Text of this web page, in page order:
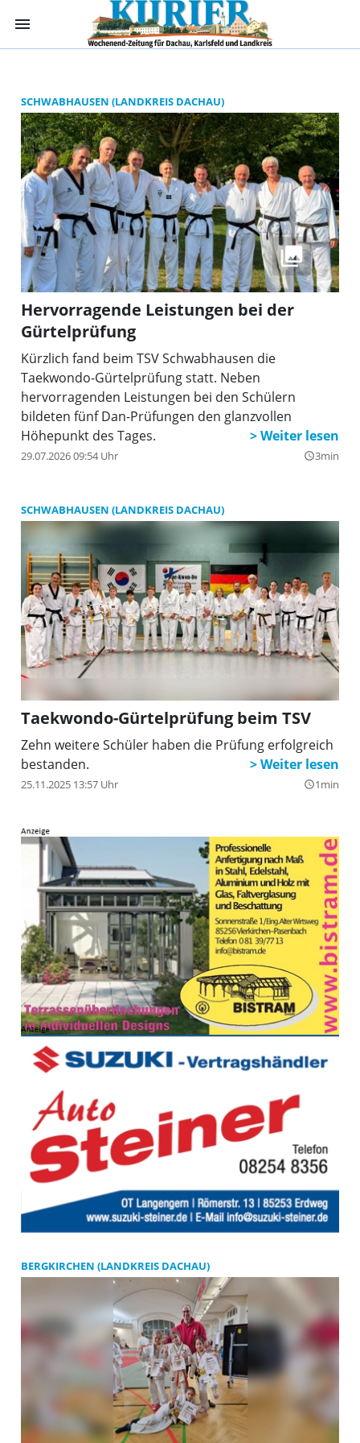
menu Kurier Dachau
SCHWABHAUSEN (LANDKREIS DACHAU)
Hervorragende Leistungen bei der
Gürtelprüfung
Kürzlich fand beim TSV Schwabhausen die
Taekwondo-Gürtelprüfung statt. Neben
hervorragenden Leistungen bei den Schülern
bildeten fünf Dan-Prüfungen den glanzvollen
Höhepunkt des Tages.
29.07.2026 09:54 Uhr query_builder3min
SCHWABHAUSEN (LANDKREIS DACHAU)
Taekwondo-Gürtelprüfung beim TSV
Zehn weitere Schüler haben die Prüfung erfolgreich
bestanden.
25.11.2025 13:57 Uhr query_builder1min
BERGKIRCHEN (LANDKREIS DACHAU)